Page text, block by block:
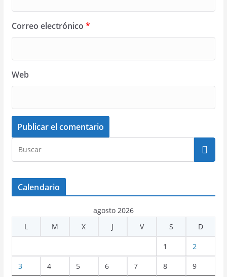
Correo electrónico *
Web
Calendario
agosto 2026
L
M X J V S D
1 2
3 4 5 6 7 8 9